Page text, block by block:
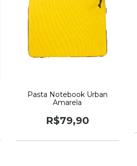
Pasta Notebook Urban
Amarela
R$79,90